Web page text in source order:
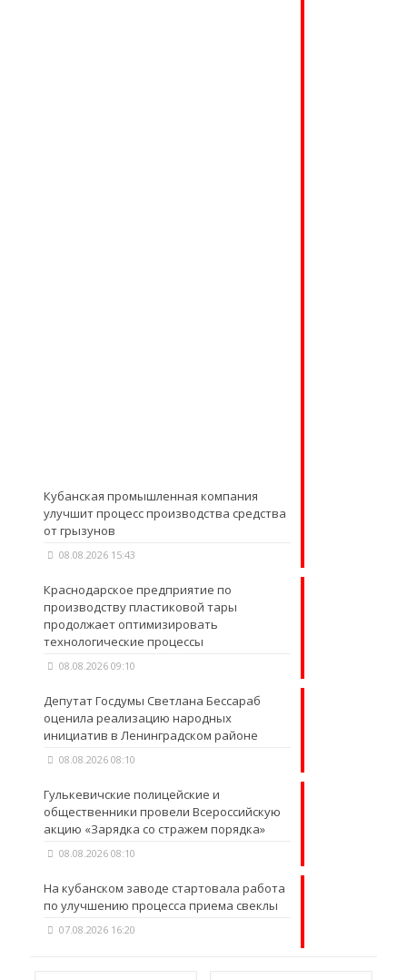
Кубанская промышленная компания
улучшит процесс производства средства
от грызунов
08.08.2026 15:43
Краснодарское предприятие по
производству пластиковой тары
продолжает оптимизировать
технологические процессы
08.08.2026 09:10
Депутат Госдумы Светлана Бессараб
оценила реализацию народных
инициатив в Ленинградском районе
08.08.2026 08:10
Гулькевичские полицейские и
общественники провели Всероссийскую
акцию «Зарядка со стражем порядка»
08.08.2026 08:10
На кубанском заводе стартовала работа
по улучшению процесса приема свеклы
07.08.2026 16:20